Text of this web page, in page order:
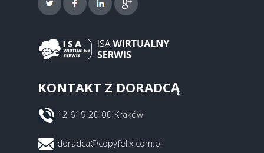
KONTAKT Z DORADCĄ
12 619 20 00 Kraków
doradca@copyfelix.com.pl